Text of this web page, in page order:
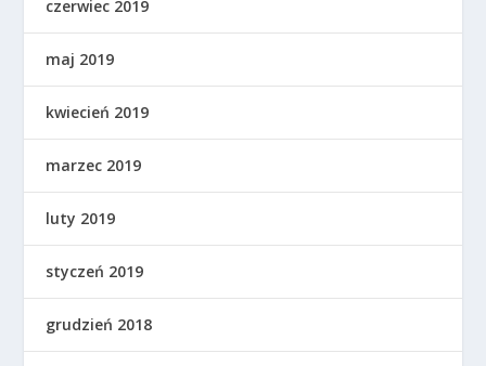
czerwiec 2019
maj 2019
kwiecień 2019
marzec 2019
luty 2019
styczeń 2019
grudzień 2018